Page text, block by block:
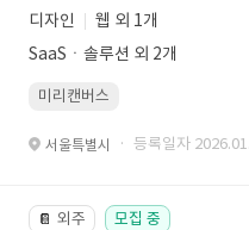
디자인
웹 외 1개
SaaSㆍ솔루션 외 2개
미리캔버스
서울특별시 · 등록일자
📔 외주 모집 중